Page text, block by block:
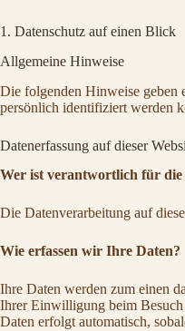
1. Datenschutz auf einen Blick
Allgemeine Hinweise
Die folgenden Hinweise geben
persönlich identifiziert werden
Datenerfassung auf dieser
Wer ist verantwortlich für die
Die Datenverarbeitung auf
Wie erfassen wir Ihre Daten?
Ihre Daten werden zum einen
Ihrer Einwilligung beim Besuch
Daten erfolgt automatisch,